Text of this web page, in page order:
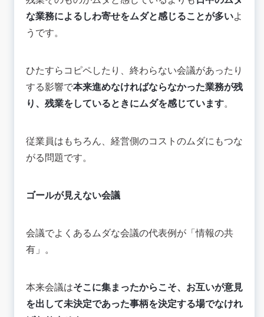
な業務によるしわ寄せをムダと感じることが多いよ
うです。
ひたすらコピペしたり、終わらない会議があったり
する影響で本来進めなければならなかった業務が残
り、残業をしているときにムダを感じています。
従業員はもちろん、経営側のコストのムダにもつな
がる問題です。
ゴールが見えない会議
会議でよくあるムダな会議の代表例が「情報の共
有」。
本来会議はそこに集まったからこそ、お互いが意見
を出して未決定であった事柄を決定する場でなけれ